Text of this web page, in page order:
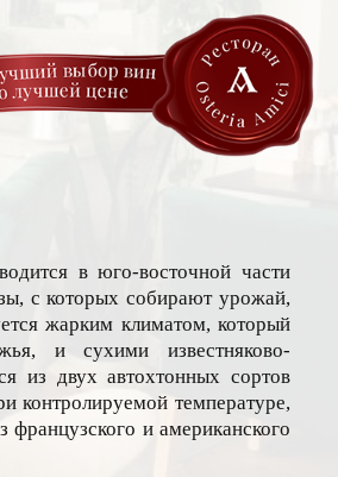
в юго-восточной части
с которых собирают урожай,
жарким климатом, который
и сухими известняково-
из двух автохтонных сортов
контролируемой температуре,
французского и американского